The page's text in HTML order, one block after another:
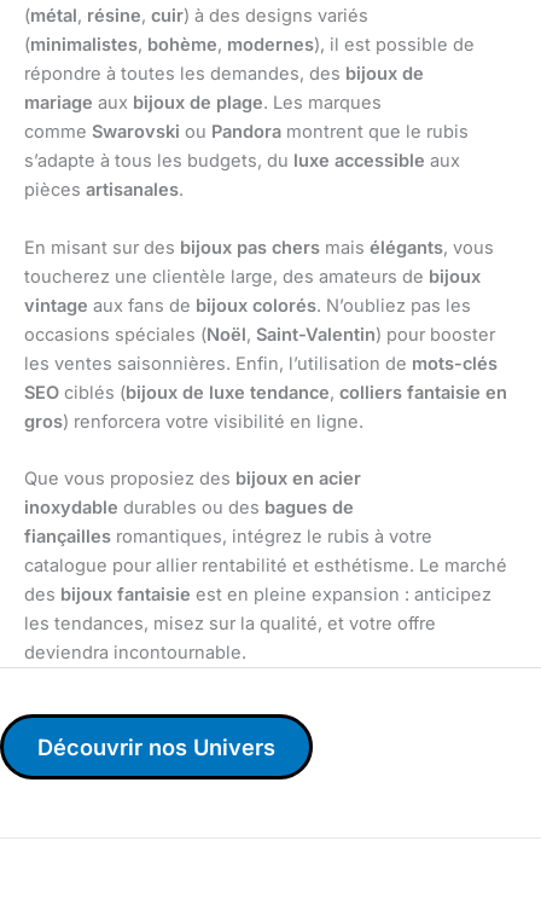
(métal, résine, cuir) à des designs variés
(minimalistes, bohème, modernes), il est possible de
répondre à toutes les demandes, des bijoux de
mariage aux bijoux de plage. Les marques
comme Swarovski ou Pandora montrent que le rubis
s’adapte à tous les budgets, du luxe accessible aux
pièces artisanales.
En misant sur des bijoux pas chers mais élégants, vous
toucherez une clientèle large, des amateurs de bijoux
vintage aux fans de bijoux colorés. N’oubliez pas les
occasions spéciales (Noël, Saint-Valentin) pour booster
les ventes saisonnières. Enfin, l’utilisation de mots-clés
SEO ciblés (bijoux de luxe tendance, colliers fantaisie en
gros) renforcera votre visibilité en ligne.
Que vous proposiez des bijoux en acier
inoxydable durables ou des bagues de
fiançailles romantiques, intégrez le rubis à votre
catalogue pour allier rentabilité et esthétisme. Le marché
des bijoux fantaisie est en pleine expansion : anticipez
les tendances, misez sur la qualité, et votre offre
deviendra incontournable.
Découvrir nos Univers